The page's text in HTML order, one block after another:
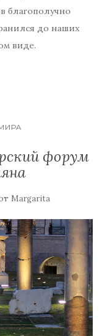
благополучно
до наших
виде.
форум
Margarita